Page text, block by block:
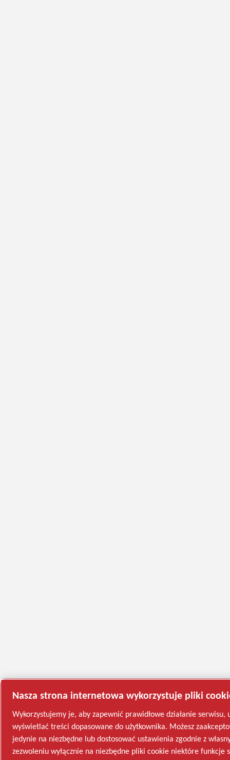
Nasza strona internetowa wykorzystuje pliki
Wykorzystujemy je, aby zapewnić prawidłowe działanie
wyświetlać treści dopasowane do użytkownika. Możesz
jedynie na niezbędne lub dostosować ustawienia zgodnie z
zezwoleniu wyłącznie na niezbędne pliki cookie niektóre funkcje